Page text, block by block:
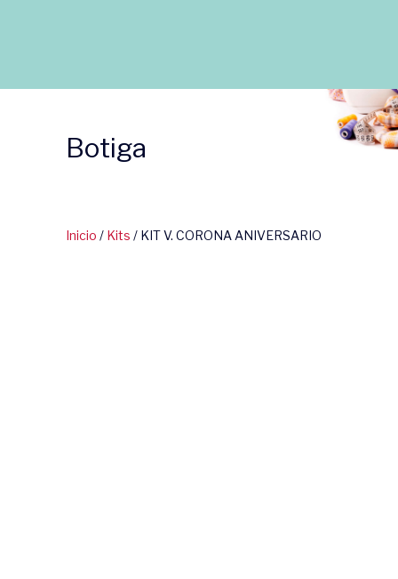
Botiga
Inicio / Kits / KIT V. CORONA ANIVERSARIO